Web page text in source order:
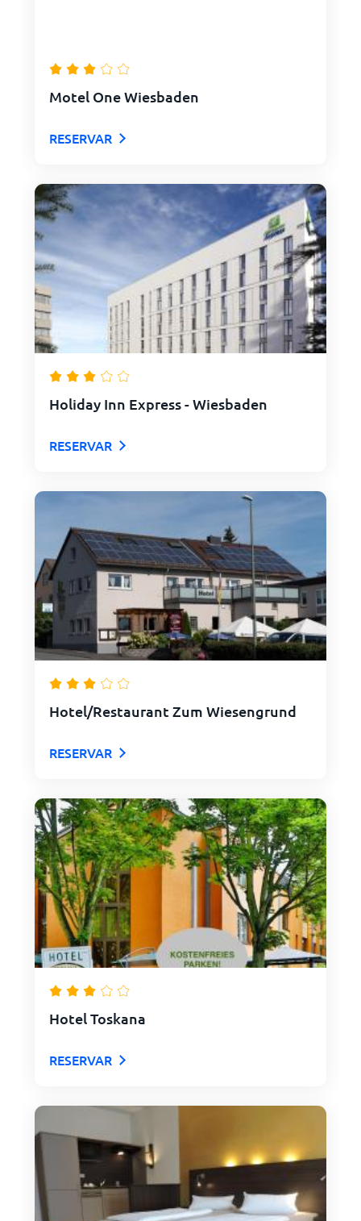
Motel One Wiesbaden
RESERVAR
Holiday Inn Express - Wiesbaden
RESERVAR
Hotel/Restaurant Zum Wiesengrund
RESERVAR
Hotel Toskana
RESERVAR